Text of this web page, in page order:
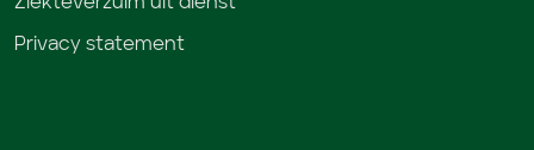
Privacy statement